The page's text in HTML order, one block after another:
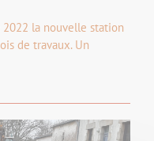
2022 la nouvelle station
de travaux. Un